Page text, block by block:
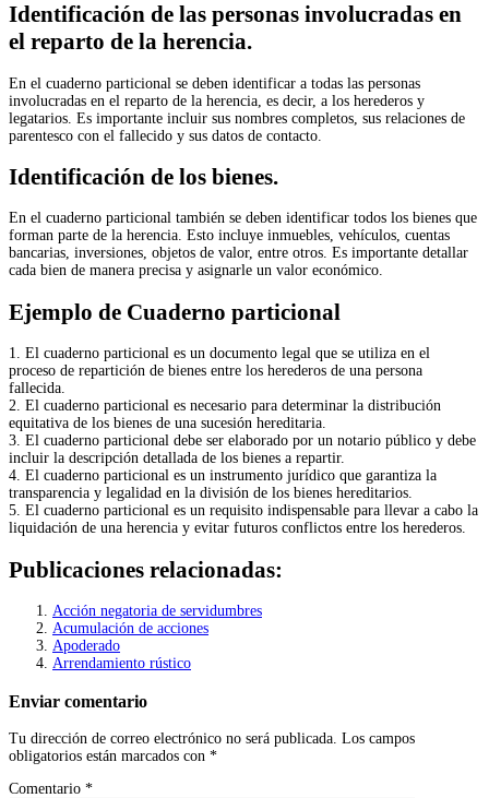
Identificación de las personas involucradas en
el reparto de la herencia.
En el cuaderno particional se deben identificar a todas las personas
involucradas en el reparto de la herencia, es decir, a los herederos y
legatarios. Es importante incluir sus nombres completos, sus relaciones de
parentesco con el fallecido y sus datos de contacto.
Identificación de los bienes.
En el cuaderno particional también se deben identificar todos los bienes que
forman parte de la herencia. Esto incluye inmuebles, vehículos, cuentas
bancarias, inversiones, objetos de valor, entre otros. Es importante detallar
cada bien de manera precisa y asignarle un valor económico.
Ejemplo de Cuaderno particional
1. El cuaderno particional es un documento legal que se utiliza en el
proceso de repartición de bienes entre los herederos de una persona
fallecida.
2. El cuaderno particional es necesario para determinar la distribución
equitativa de los bienes de una sucesión hereditaria.
3. El cuaderno particional debe ser elaborado por un notario público y debe
incluir la descripción detallada de los bienes a repartir.
4. El cuaderno particional es un instrumento jurídico que garantiza la
transparencia y legalidad en la división de los bienes hereditarios.
5. El cuaderno particional es un requisito indispensable para llevar a cabo la
liquidación de una herencia y evitar futuros conflictos entre los herederos.
Publicaciones relacionadas:
Acción negatoria de servidumbres
Acumulación de acciones
Apoderado
Arrendamiento rústico
Enviar comentario
Tu dirección de correo electrónico no será publicada. Los campos
obligatorios están marcados con *
Comentario *